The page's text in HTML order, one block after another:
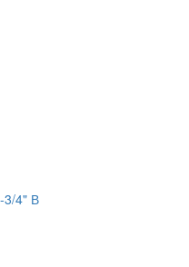
3/4" В